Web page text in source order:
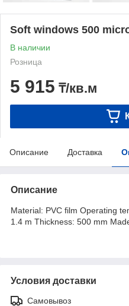
Soft windows 500
В наличии
Розница
5 915 ₸/кв.м
Описание Доставка
Описание
Material: PVC film Operating
1.4 m Thickness: 500 mm
Условия доставки
Самовывоз